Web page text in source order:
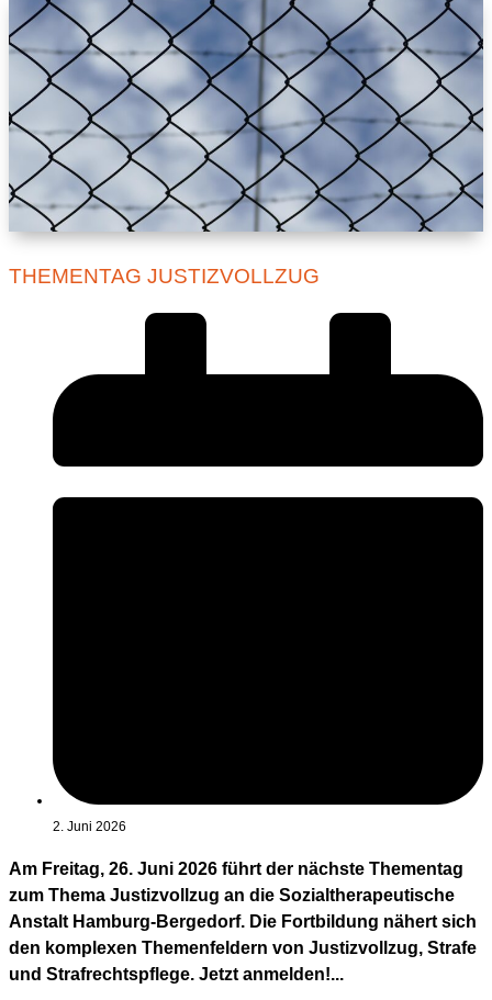
THEMENTAG JUSTIZVOLLZUG
2. Juni 2026
Am Freitag, 26. Juni 2026 führt der nächste Thementag
zum Thema Justizvollzug an die Sozialtherapeutische
Anstalt Hamburg-Bergedorf. Die Fortbildung nähert sich
den komplexen Themenfeldern von Justizvollzug, Strafe
und Strafrechtspflege. Jetzt anmelden!...